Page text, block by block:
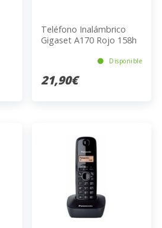
Teléfono Inalámbrico
Gigaset A170 Rojo 158h
Disponible
21,90€